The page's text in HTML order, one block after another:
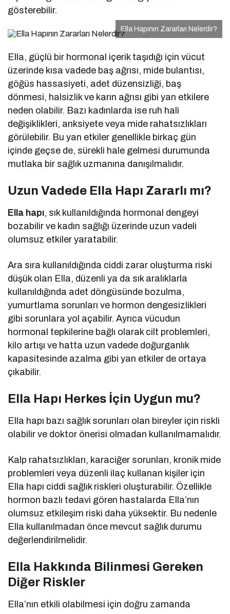
gösterebilir.
Ella Hapının Zararları Nelerdir?
Ella, güçlü bir hormonal içerik taşıdığı için vücut
üzerinde kısa vadede baş ağrısı, mide bulantısı,
göğüs hassasiyeti, adet düzensizliği, baş
dönmesi, halsizlik ve karın ağrısı gibi yan etkilere
neden olabilir. Bazı kadınlarda ise ruh hali
değişiklikleri, anksiyete veya mide rahatsızlıkları
görülebilir. Bu yan etkiler genellikle birkaç gün
içinde geçse de, sürekli hale gelmesi durumunda
mutlaka bir sağlık uzmanına danışılmalıdır.
Uzun Vadede Ella Hapı Zararlı mı?
Ella hapı, sık kullanıldığında hormonal dengeyi
bozabilir ve kadın sağlığı üzerinde uzun vadeli
olumsuz etkiler yaratabilir.
Ara sıra kullanıldığında ciddi zarar oluşturma riski
düşük olan Ella, düzenli ya da sık aralıklarla
kullanıldığında adet döngüsünde bozulma,
yumurtlama sorunları ve hormon dengesizlikleri
gibi sorunlara yol açabilir. Ayrıca vücudun
hormonal tepkilerine bağlı olarak cilt problemleri,
kilo artışı ve hatta uzun vadede doğurganlık
kapasitesinde azalma gibi yan etkiler de ortaya
çıkabilir.
Ella Hapı Herkes İçin Uygun mu?
Ella hapı bazı sağlık sorunları olan bireyler için riskli
olabilir ve doktor önerisi olmadan kullanılmamalıdır.
Kalp rahatsızlıkları, karaciğer sorunları, kronik mide
problemleri veya düzenli ilaç kullanan kişiler için
Ella hapı ciddi sağlık riskleri oluşturabilir. Özellikle
hormon bazlı tedavi gören hastalarda Ella’nın
olumsuz etkileşim riski daha yüksektir. Bu nedenle
Ella kullanılmadan önce mevcut sağlık durumu
değerlendirilmelidir.
Ella Hakkında Bilinmesi Gereken
Diğer Riskler
Ella’nın etkili olabilmesi için doğru zamanda